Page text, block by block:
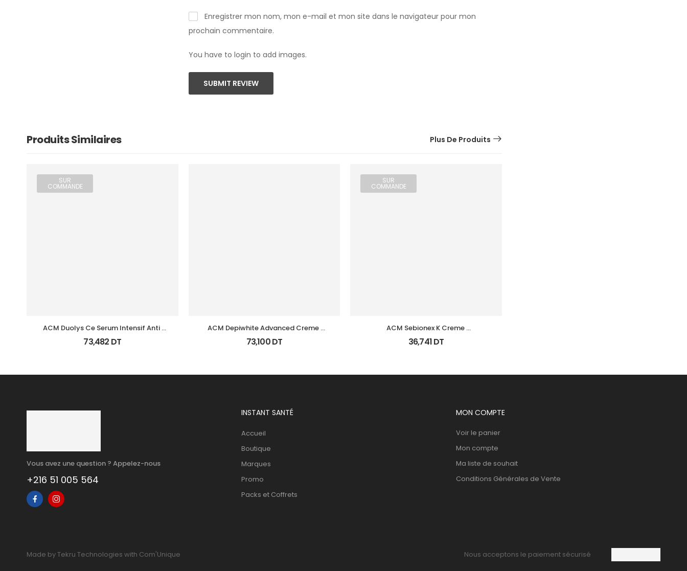
Enregistrer mon nom, mon e-mail et mon site dans le navigateur pour mon
prochain commentaire.
You have to login to add images.
SUBMIT REVIEW
Produits Similaires Plus De Produits
SUR
COMMANDE
ACM Duolys Ce Serum Intensif Anti
Oxydant 15Ml
73,482 DT
ACM Depiwhite Advanced Creme
Depigmentant Tb 40Ml
73,100DT
SUR
COMMANDE
ACM Sebionex K Creme
Keratoregulatrice Vis 40Ml
36,741DT
Vous avez une question ? Appelez-nous
+216 51 005 564
INSTANT SANTÉ
Accueil
Boutique
Marques
Promo
Packs et Coffrets
MON COMPTE
Voir le panier
Mon compte
Ma liste de souhait
Conditions Générales de Vente
Made by Tekru Technologies with Com'Unique Nous acceptons le paiement sécurisé